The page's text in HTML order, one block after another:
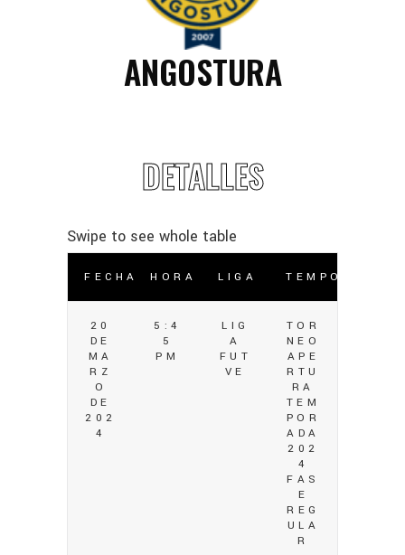
ANGOSTURA
DETALLES
FECHA HORA LIGA TEMPORADA
20
DE
MA
RZ
O
DE
202
4
5:4
5
PM
LIG
A
FUT
VE
TOR
NEO
APE
RTU
RA
TEM
POR
ADA
202
4
FAS
E
REG
ULA
R